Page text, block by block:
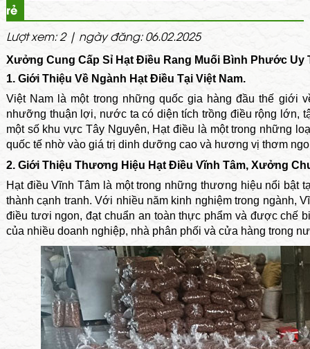
rẻ
Lượt xem: 2 | ngày đăng: 06.02.2025
Xưởng Cung Cấp Sỉ Hạt Điều Rang Muối Bình Phước Uy
1. Giới Thiệu Về Ngành Hạt Điều Tại Việt Nam.
Việt Nam là một trong những quốc gia hàng đầu thế giới
nhưỡng thuận lợi, nước ta có diện tích trồng điều rộng lớn,
một số khu vực Tây Nguyên, Hạt điều là một trong những
quốc tế nhờ vào giá trị dinh dưỡng cao và hương vị thơm
2. Giới Thiệu Thương Hiệu Hạt Điều Vĩnh Tâm, Xưởng
Hạt điều Vĩnh Tâm là một trong những thương hiệu nổi
thành cạnh tranh. Với nhiều năm kinh nghiệm trong ngành,
điều tươi ngon, đạt chuẩn an toàn thực phẩm và được chế
của nhiều doanh nghiệp, nhà phân phối và cửa hàng trong